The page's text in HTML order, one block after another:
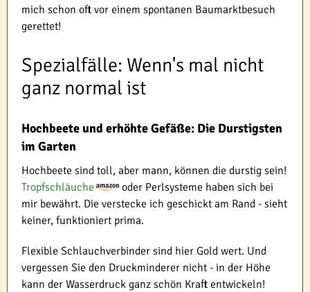
mich schon oft vor einem spontanen Baumarktbesuch
gerettet!
Spezialfälle: Wenn's mal nicht
ganz normal ist
Hochbeete und erhöhte Gefäße: Die Durstigsten
im Garten
Hochbeete sind toll, aber mann, können die durstig sein!
Tropfschläuche
oder Perlsysteme haben sich bei
mir bewährt. Die verstecke ich geschickt am Rand - sieht
keiner, funktioniert prima.
Flexible Schlauchverbinder sind hier Gold wert. Und
vergessen Sie den Druckminderer nicht - in der Höhe
kann der Wasserdruck ganz schön Kraft entwickeln!